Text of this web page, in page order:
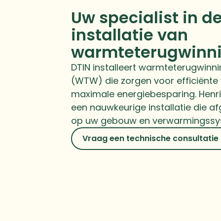
Uw specialist in
installatie van
DTIN installeert
(WTW) die zorgen voor efficiënte
maximale energiebesparing.
een nauwkeurige installatie die
op uw gebouw en
Vraag een technische consultatie